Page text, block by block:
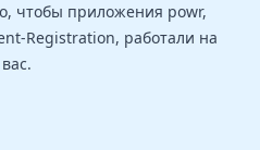
чтобы приложения powr,
Registration, работали на
вас.